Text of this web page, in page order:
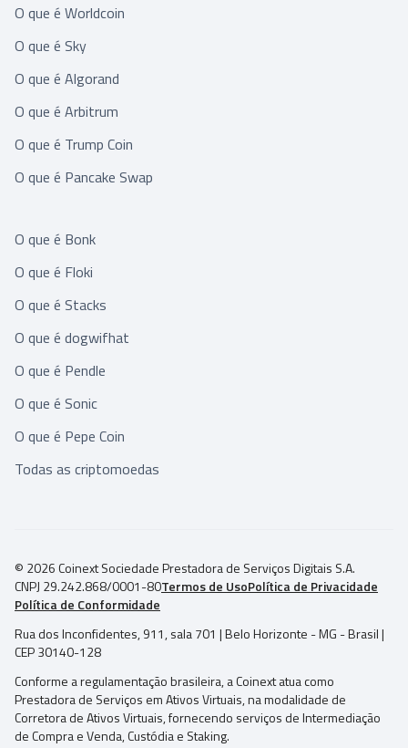
O que é Worldcoin
O que é Sky
O que é Algorand
O que é Arbitrum
O que é Trump Coin
O que é Pancake Swap
O que é Bonk
O que é Floki
O que é Stacks
O que é dogwifhat
O que é Pendle
O que é Sonic
O que é Pepe Coin
Todas as criptomoedas
© 2026 Coinext Sociedade Prestadora de Serviços Digitais S.A.
CNPJ 29.242.868/0001-80Termos de UsoPolítica de Privacidade
Política de Conformidade
Rua dos Inconfidentes, 911, sala 701 | Belo Horizonte - MG - Brasil |
CEP 30140-128
Conforme a regulamentação brasileira, a Coinext atua como
Prestadora de Serviços em Ativos Virtuais, na modalidade de
Corretora de Ativos Virtuais, fornecendo serviços de Intermediação
de Compra e Venda, Custódia e Staking.